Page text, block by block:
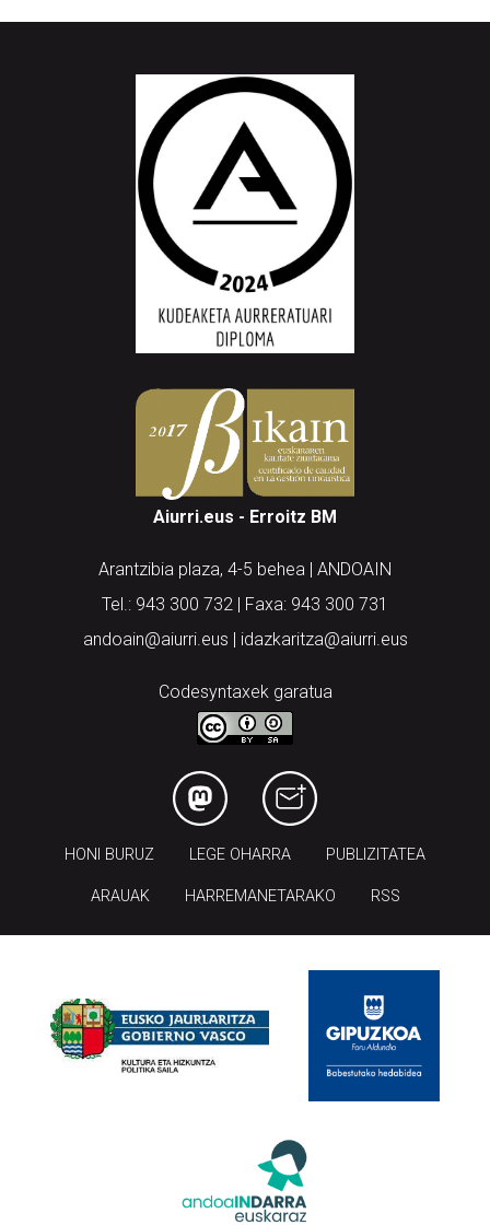
Aiurri.eus - Erroitz BM
Arantzibia plaza, 4-5 behea | ANDOAIN
Tel.: 943 300 732 | Faxa: 943 300 731
andoain@aiurri.eus | idazkaritza@aiurri.eus
Codesyntaxek garatua
HONI BURUZ LEGE OHARRA PUBLIZITATEA
ARAUAK HARREMANETARAKO RSS